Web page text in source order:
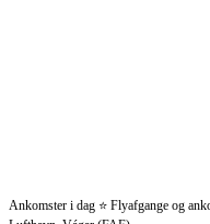
Ankomster i dag ⭐ Flyafgange og